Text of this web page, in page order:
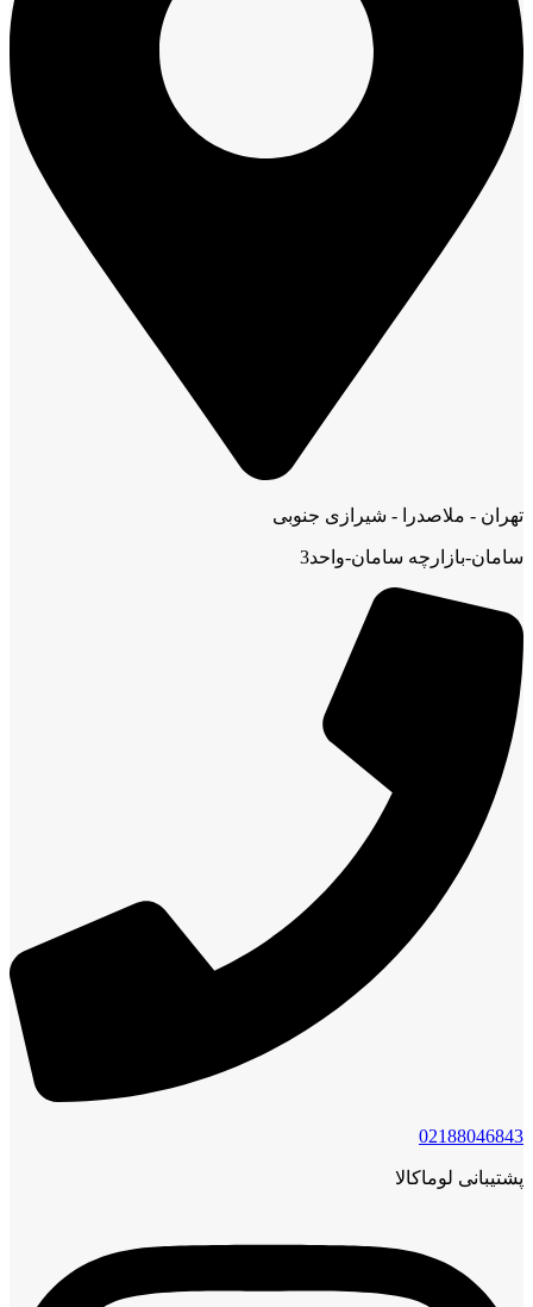
تهران - ملاصدرا - شیرازی جنوبی
سامان-بازارچه سامان-واحد3
02188046843
پشتیبانی لوماکالا